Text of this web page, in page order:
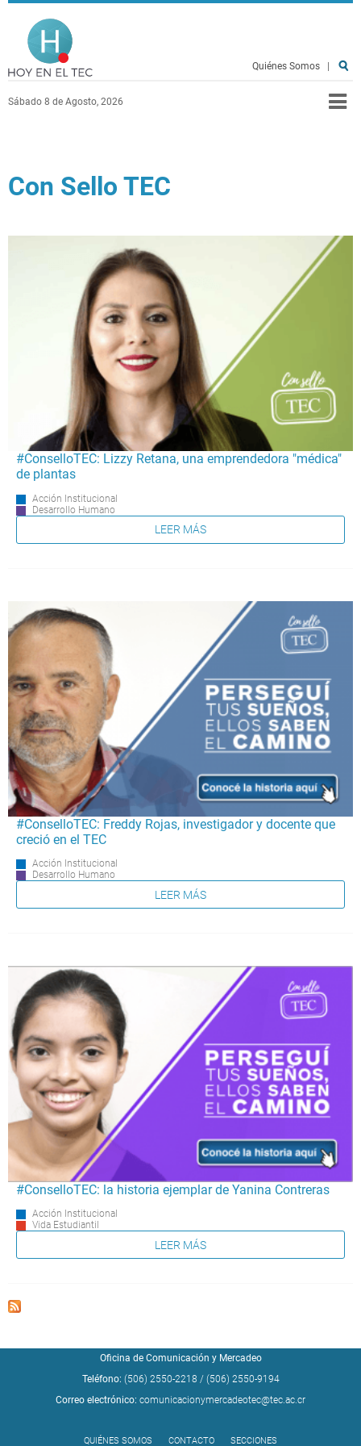
Pasar al contenido principal
Sábado 8 de Agosto, 2026
Quiénes Somos
Con Sello TEC
#ConselloTEC: Lizzy Retana, una emprendedora "médica"
de plantas
Acción Institucional
Desarrollo Humano
LEER MÁS
#ConselloTEC: Freddy Rojas, investigador y docente que
creció en el TEC
Acción Institucional
Desarrollo Humano
LEER MÁS
#ConselloTEC: la historia ejemplar de Yanina Contreras
Acción Institucional
Vida Estudiantil
LEER MÁS
Oficina de Comunicación y Mercadeo
Teléfono: (506) 2550-2218 / (506) 2550-9194
Correo electrónico: comunicacionymercadeotec@tec.ac.cr
QUIÉNES SOMOS CONTACTO SECCIONES